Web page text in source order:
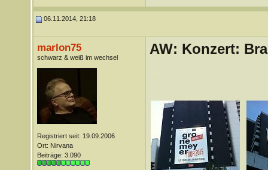
06.11.2014, 21:18
marlon75
schwarz & weiß im wechsel
Registriert seit: 19.09.2006
Ort: Nirvana
Beiträge: 3.090
AW: Konzert: